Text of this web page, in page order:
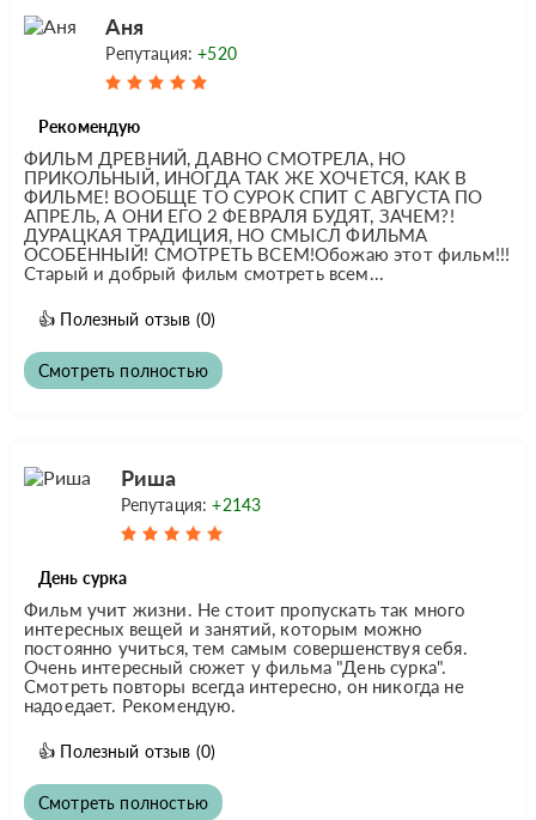
Аня
Репутация:+520
Рекомендую
ФИЛЬМ ДРЕВНИЙ, ДАВНО СМОТРЕЛА, НО
ПРИКОЛЬНЫЙ, ИНОГДА ТАК ЖЕ ХОЧЕТСЯ, КАК В
ФИЛЬМЕ! ВООБЩЕ ТО СУРОК СПИТ С АВГУСТА ПО
АПРЕЛЬ, А ОНИ ЕГО 2 ФЕВРАЛЯ БУДЯТ, ЗАЧЕМ?!
ДУРАЦКАЯ ТРАДИЦИЯ, НО СМЫСЛ ФИЛЬМА
ОСОБЕННЫЙ! СМОТРЕТЬ ВСЕМ!Обожаю этот фильм!!!
Старый и добрый фильм смотреть всем...
👍 Полезный отзыв (0)
Смотреть полностью
Риша
Репутация:+2143
День сурка
Фильм учит жизни. Не стоит пропускать так много
интересных вещей и занятий, которым можно
постоянно учиться, тем самым совершенствуя себя.
Очень интересный сюжет у фильма "День сурка".
Смотреть повторы всегда интересно, он никогда не
надоедает. Рекомендую.
👍 Полезный отзыв (0)
Смотреть полностью